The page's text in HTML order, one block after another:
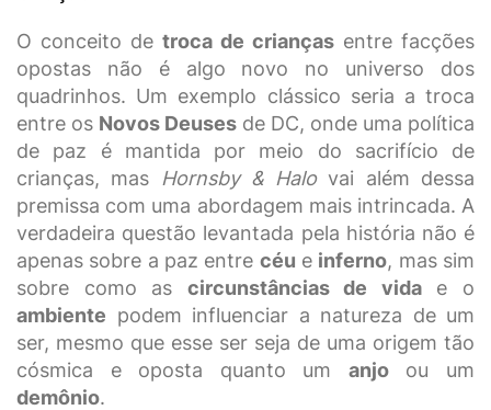
O conceito de troca de crianças entre facções
opostas não é algo novo no universo dos
quadrinhos. Um exemplo clássico seria a troca
entre os Novos Deuses de DC, onde uma política
de paz é mantida por meio do sacrifício de
crianças, mas
Hornsby & Halovai além dessa
premissa com uma abordagem mais intrincada. A
verdadeira questão levantada pela história não é
apenas sobre a paz entre céu e inferno, mas sim
sobre como as circunstâncias de vidae o
ambiente podem influenciar a natureza de um
ser, mesmo que esse ser seja de uma origem tão
cósmica e oposta quanto um anjoou um
demônio.